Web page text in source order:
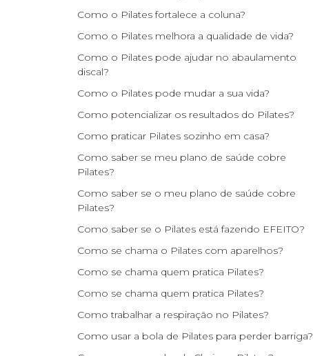
Como o Pilates fortalece a coluna?
Como o Pilates melhora a qualidade de vida?
Como o Pilates pode ajudar no abaulamento
discal?
Como o Pilates pode mudar a sua vida?
Como potencializar os resultados do Pilates?
Como praticar Pilates sozinho em casa?
Como saber se meu plano de saúde cobre
Pilates?
Como saber se o meu plano de saúde cobre
Pilates?
Como saber se o Pilates está fazendo EFEITO?
Como se chama o Pilates com aparelhos?
Como se chama quem pratica Pilates?
Como se chama quem pratica Pilates?
Como trabalhar a respiração no Pilates?
Como usar a bola de Pilates para perder barriga?